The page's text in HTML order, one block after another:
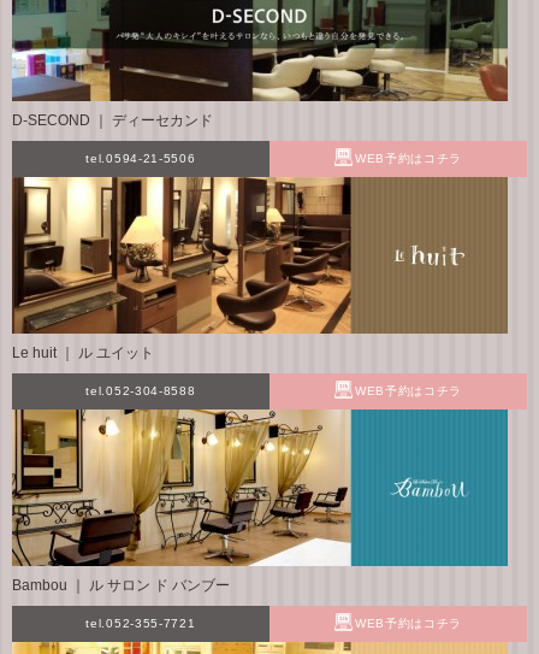
D-SECOND ｜ ディーセカンド
tel.0594-21-5506 WEB予約はコチラ
Le huit ｜ ル ユイット
tel.052-304-8588 WEB予約はコチラ
Bambou ｜ ル サロン ド バンブー
tel.052-355-7721 WEB予約はコチラ